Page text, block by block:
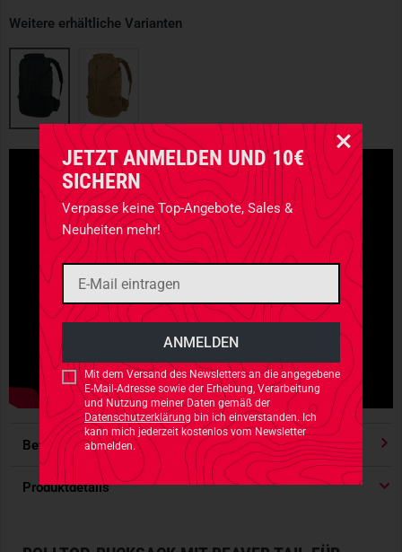
JETZT ANMELDEN UND 10€
SICHERN
Verpasse keine Top-Angebote, Sales &
Neuheiten mehr!
Mit dem Versand des Newsletters an die angegebene
E-Mail-Adresse sowie der Erhebung, Verarbeitung
und Nutzung meiner Daten gemäß der
Datenschutzerklärungbin ich einverstanden. Ich
kann mich jederzeit kostenlos vom Newsletter
abmelden.
Weitere erhältliche Varianten
Bewertungen 4.91/ 5 Sternen
Produktdetails